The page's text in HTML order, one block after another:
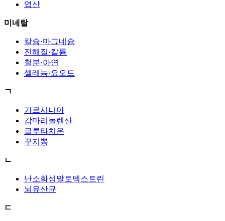
엽산
미네랄
칼슘·마그네슘
전해질·칼륨
철분·아연
셀레늄·요오드
ㄱ
가르시니아
감마리놀렌산
글루타치온
꾸지뽕
ㄴ
난소화성말토덱스트린
뇌유산균
ㄷ